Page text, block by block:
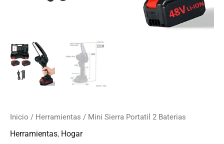
Inicio / Herramientas / Mini Sierra Portatil 2 Baterias
Herramientas, Hogar